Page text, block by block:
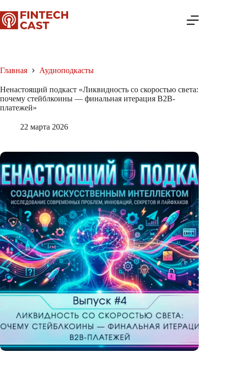
к
сути
Главная Аудиоподкасты
Ненастоящий подкаст «Ликвидность со скоростью света:
почему стейблкоины — финальная итерация B2B-
платежей»
22 марта 2026